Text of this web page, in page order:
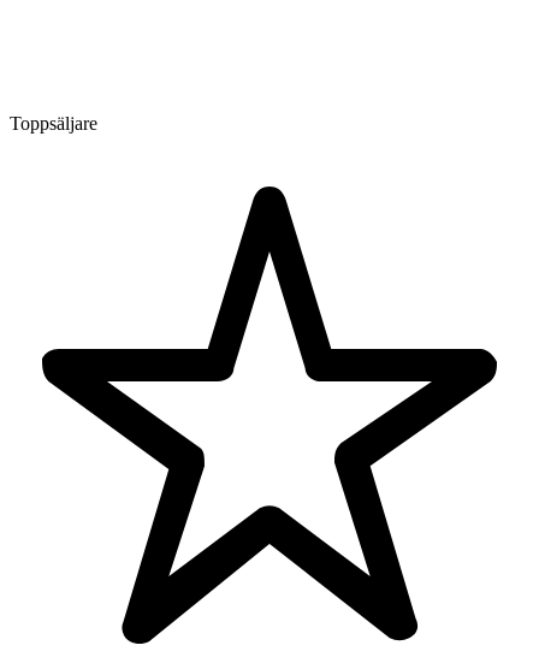
Toppsäljare